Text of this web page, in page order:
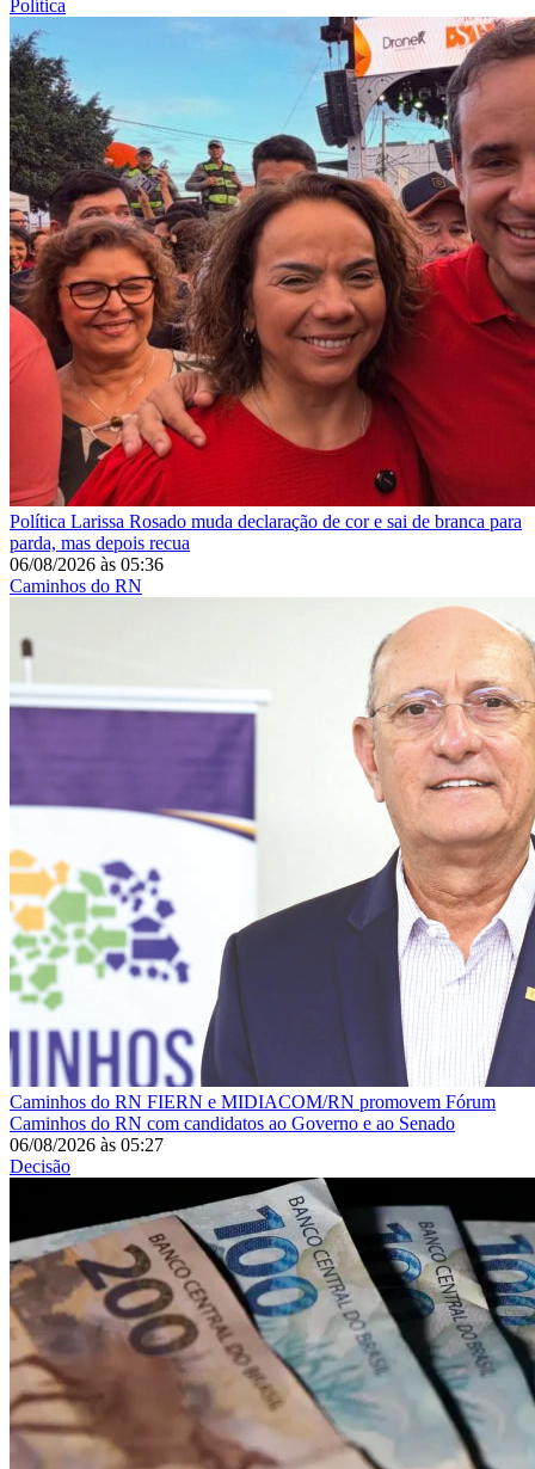
Política
Política Larissa Rosado muda declaração de cor e sai de branca para
parda, mas depois recua
06/08/2026 às 05:36
Caminhos do RN
Caminhos do RN FIERN e MIDIACOM/RN promovem Fórum
Caminhos do RN com candidatos ao Governo e ao Senado
06/08/2026 às 05:27
Decisão